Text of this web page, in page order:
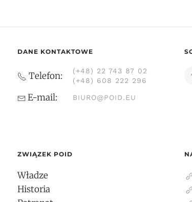
DANE KONTAKTOWE
Telefon:
(+48) 22 743 87 02
(+48) 608 222 296
E-mail: BIURO@POID.EU
ZWIĄZEK POID
Władze
Historia